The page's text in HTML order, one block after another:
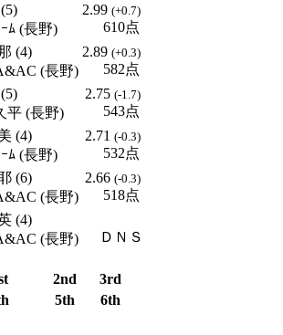
ﾑ (長野)
2.99 (+0.7)
610点
(4)
(長野)
2.89 (+0.3)
582点
平 (長野)
2.75 (-1.7)
543点
(4)
ﾑ (長野)
2.71 (-0.3)
532点
(6)
(長野)
2.66 (-0.3)
518点
(4)
(長野)
ＤＮＳ
2nd
3rd
5th
6th